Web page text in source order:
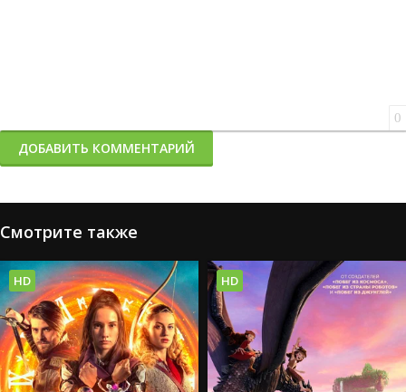
0
ДОБАВИТЬ КОММЕНТАРИЙ
Смотрите также
HD HD